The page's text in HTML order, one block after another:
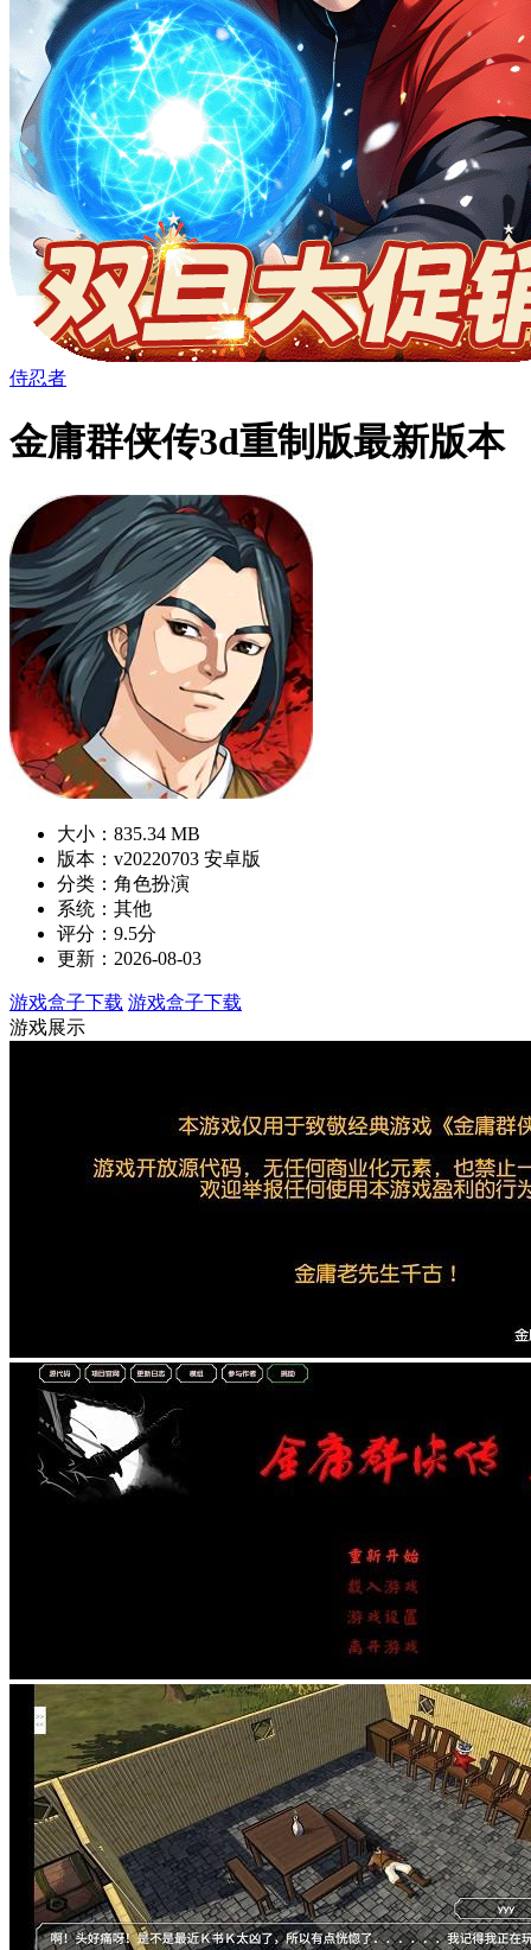
侍忍者
金庸群侠传3d重制版最新版本
大小：835.34 MB
版本：v20220703 安卓版
分类：角色扮演
系统：其他
评分：9.5分
更新：2026-08-03
游戏盒子下载 游戏盒子下载
游戏展示